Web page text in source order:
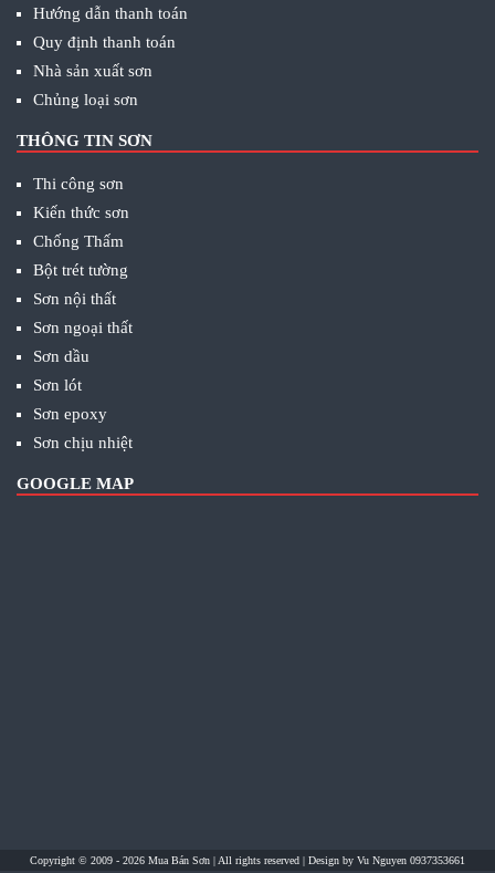
Hướng dẫn thanh toán
Quy định thanh toán
Nhà sản xuất sơn
Chủng loại sơn
THÔNG TIN SƠN
Thi công sơn
Kiến thức sơn
Chống Thấm
Bột trét tường
Sơn nội thất
Sơn ngoại thất
Sơn dầu
Sơn lót
Sơn epoxy
Sơn chịu nhiệt
GOOGLE MAP
Copyright © 2009 - 2026 Mua Bán Sơn | All rights reserved | Design by Vu Nguyen 0937353661